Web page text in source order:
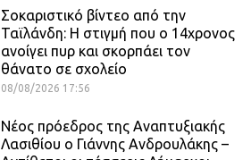
Σοκαριστικό βίντεο από την
Ταϊλάνδη: Η στιγμή που ο 14χρονος
ανοίγει πυρ και σκορπάει τον
θάνατο σε σχολείο
08/08/2026 17:56
Νέος πρόεδρος της Αναπτυξιακής
Λασιθίου ο Γιάννης Ανδρουλάκης –